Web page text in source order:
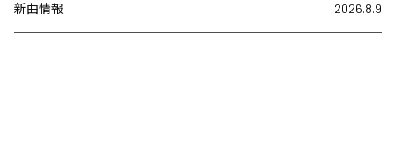
新曲情報 2026.8.9